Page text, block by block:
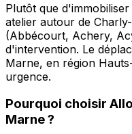
Plutôt que
atelier autour de
(Abbécourt, Achery,
d'intervention. Le
Marne, en région
urgence.
Pourquoi choisir
Marne?